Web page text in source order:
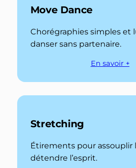
Move Dance
Chorégraphies simples et
danser sans partenaire.
En savoir +
Stretching
Étirements pour assouplir
détendre l’esprit.